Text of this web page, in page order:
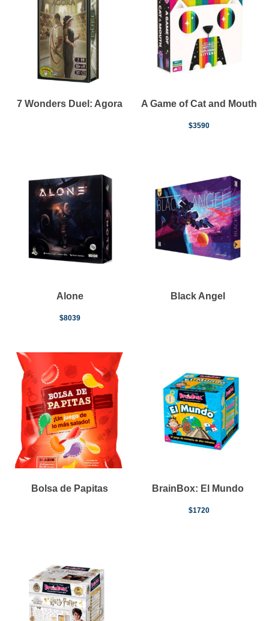
7 Wonders Duel: Agora A Game of Cat and Mouth
$3590
Alone
$8039
Black Angel
Bolsa de Papitas BrainBox: El Mundo
$1720